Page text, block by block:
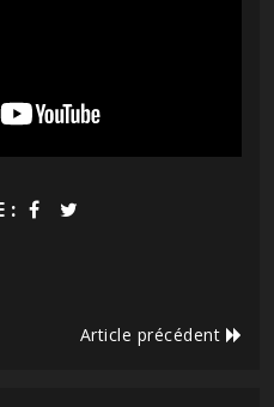
:
Article précédent